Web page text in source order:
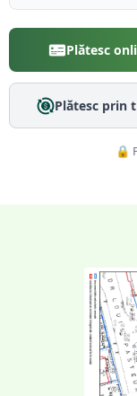
Plătesc
Plătesc prin
🔒